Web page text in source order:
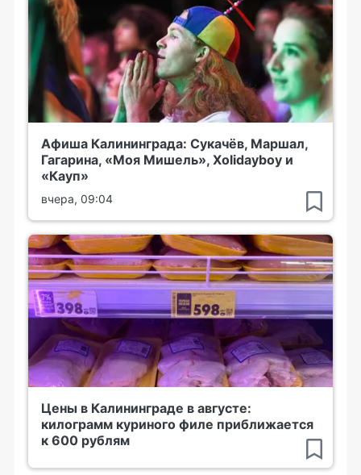
Афиша Калининграда: Сукачёв, Маршал,
Гагарина, «Моя Мишель», Xolidayboy и
«Кауп»
вчера, 09:04
Цены в Калининграде в августе:
килограмм куриного филе приближается
к 600 рублям